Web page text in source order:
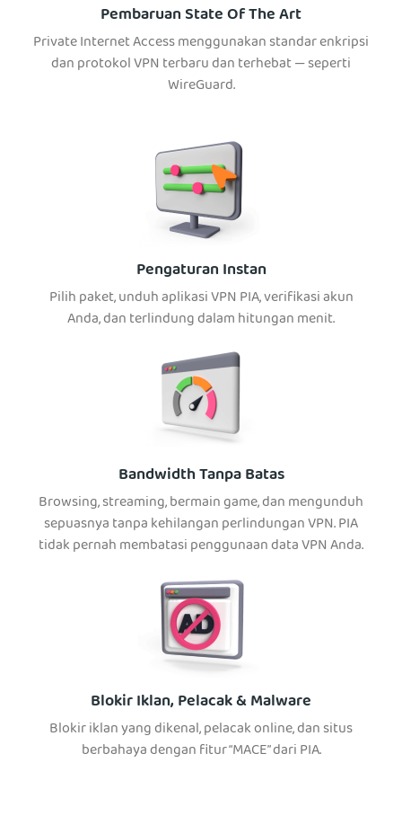
Pembaruan State Of The Art
Private Internet Access menggunakan standar enkripsi
dan protokol VPN terbaru dan terhebat — seperti
WireGuard.
Pengaturan Instan
Pilih paket, unduh aplikasi VPN PIA, verifikasi akun
Anda, dan terlindung dalam hitungan menit.
Bandwidth Tanpa Batas
Browsing, streaming, bermain game, dan mengunduh
sepuasnya tanpa kehilangan perlindungan VPN. PIA
tidak pernah membatasi penggunaan data VPN Anda.
Blokir Iklan, Pelacak & Malware
Blokir iklan yang dikenal, pelacak online, dan situs
berbahaya dengan fitur “MACE” dari PIA.